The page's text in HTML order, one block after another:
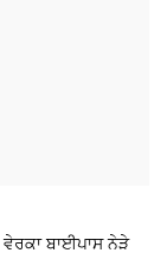
ਬਾਈਪਾਸ ਨੇੜੇ